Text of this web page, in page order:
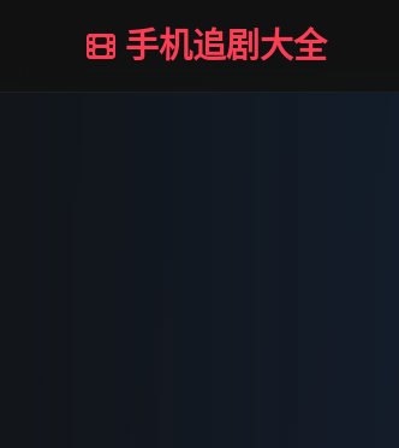
手机追剧大全